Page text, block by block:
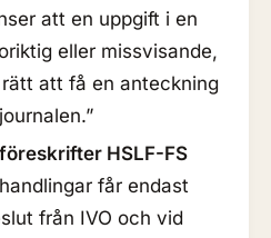
att en uppgift i en
eller missvisande,
att få en anteckning
HSLF-FS
får endast
från IVO och vid